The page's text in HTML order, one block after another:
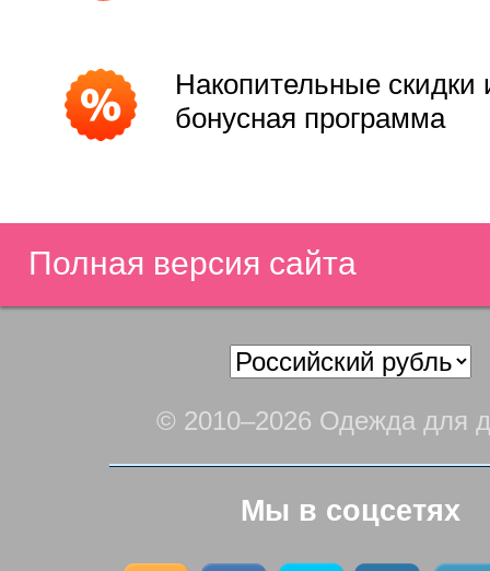
Накопительные скидки
бонусная программа
Полная версия сайта
© 2010–2026 Одежда для
Мы в соцсетях